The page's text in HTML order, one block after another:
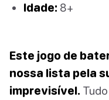
Idade: 8+
Este jogo de
nossa lista pela
imprevisível.